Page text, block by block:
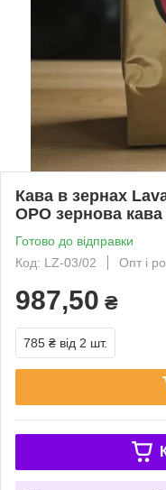
Кава в зернах
ОРО зернова кава
Готово до відправки
Код: LZ-03/02
Опт і
987,50 ₴
785 ₴ від 2 шт.